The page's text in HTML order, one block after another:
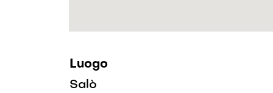
Luogo
Salò